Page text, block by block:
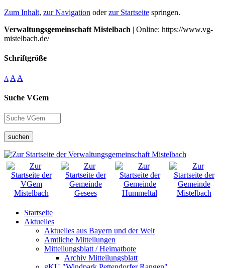
Zum Inhalt, zur Navigation oderzur Startseite springen.
Verwaltungsgemeinschaft Mistelbach | Online: https://www.vg-
mistelbach.de/
Schriftgröße
A A A
Suche VGem
suchen
Startseite
Aktuelles
Aktuelles aus Bayern und der Welt
Amtliche Mitteilungen
Mitteilungsblatt / Heimatbote
Archiv Mitteilungsblatt